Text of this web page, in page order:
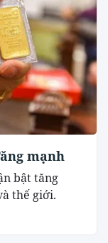
mạnh
bật tăng
thế giới.